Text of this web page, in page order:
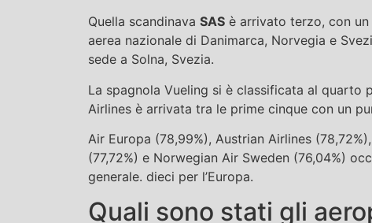
Quella scandinava SAS è arrivato terzo, con un
aerea nazionale di Danimarca, Norvegia e
sede a Solna, Svezia.
La spagnola Vueling si è classificata al quarto
Airlines è arrivata tra le prime cinque con un
Air Europa (78,99%), Austrian Airlines
(77,72%) e Norwegian Air Sweden (76,04%)
generale. dieci per l’Europa.
Quali sono stati gli